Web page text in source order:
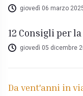
giovedì 06 marzo
12 Consigli per
giovedì 05 dicembre
Da vent'anni in